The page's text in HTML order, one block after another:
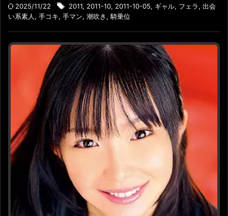
2025/11/22 2011, 2011-10, 2011-10-05, ギャル, フェラ, 出会
い系素人 , 手コキ, 手マン, 潮吹き , 騎乗位